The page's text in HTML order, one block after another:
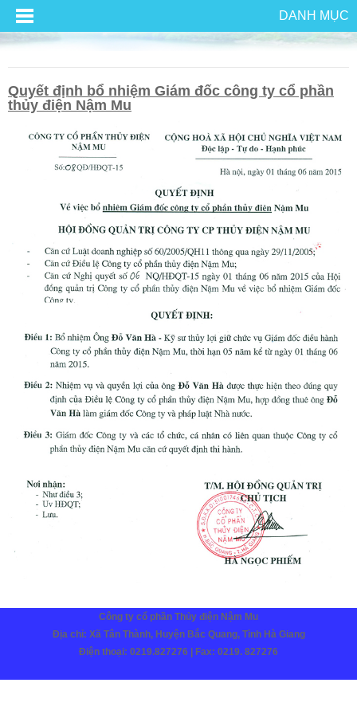
DANH MỤC
Quyết định bổ nhiệm Giám đốc công ty cổ phần
thủy điện Nậm Mu
Công ty cổ phần Thủy điện Nậm Mu
Địa chỉ: Xã Tân Thành, Huyện Bắc Quang, Tỉnh Hà Giang
Điện thoại: 0219.827276 | Fax: 0219. 827276